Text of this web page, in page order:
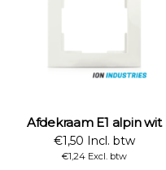
Afdekraam E1 alpin wit
€1,50 Incl. btw
€1,24 Excl. btw